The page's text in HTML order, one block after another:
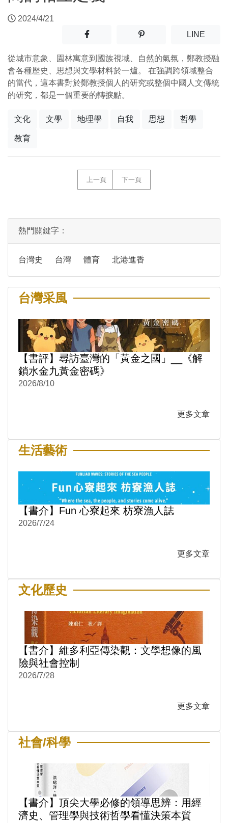
2024/4/21
分享至facebook(另開新視窗)
分享至噗浪(另開新視窗)
LINE(另開
從城市意象、園林寓意到國族視域、自然的氣氛，鄭教授融
會各種歷史、思想與文學材料於一爐。 在強調跨領域整合
的當代，這本書對於鄭教授個人的研究或整個中國人文傳統
的研究，都是一個重要的轉捩點。
文化 文學 地理學 自我 思想 哲學
教育
上一頁 下一頁
熱門關鍵字：
台灣史 台灣 體育 北港進香
台灣采風
【書評】尋訪臺灣的「黃金之國」__《解
鎖水金九黃金密碼》
2026/8/10
更多文章
生活藝術
【書介】Fun 心寮起來 枋寮漁人誌
2026/7/24
更多文章
文化歷史
【書介】維多利亞傳染觀：文學想像的風
險與社會控制
2026/7/28
更多文章
社會/科學
【書介】頂尖大學必修的領導思辨：用經
濟史、管理學與技術哲學看懂決策本質